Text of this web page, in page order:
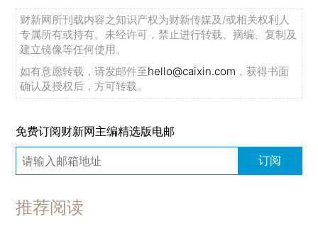
财新网所刊载内容之知识产权为财新传媒及/或相关权利人
专属所有或持有。未经许可，禁止进行转载、摘编、复制及
建立镜像等任何使用。
如有意愿转载，请发邮件至hello@caixin.com ，获得书面
确认及授权后，方可转载。
免费订阅财新网主编精选版电邮
订阅
推荐阅读